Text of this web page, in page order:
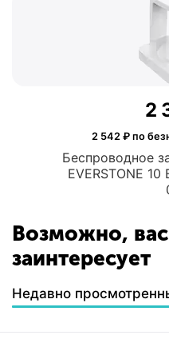
Беспроводное
EVERSTONE
2
2 542 ₽ по
Возможно,
заинтересует
Недавно